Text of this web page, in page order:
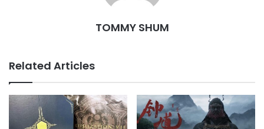
TOMMY SHUM
Related Articles